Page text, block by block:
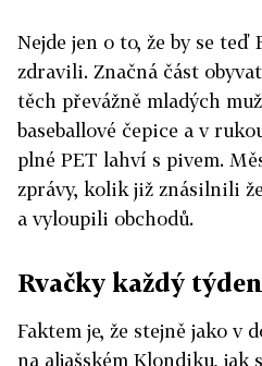
Nejde jen o to, že by se teď
zdravili. Značná část
těch převážně mladých
baseballové čepice a v
plné PET lahví s pivem.
zprávy, kolik již znásilnili
a vyloupili obchodů.
Rvačky každý týden
Faktem je, že stejně jako v
na aljašském Klondiku, jak